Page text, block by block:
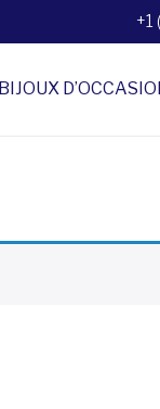
BIJOUX